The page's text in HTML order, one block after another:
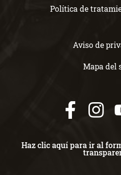
Política de
Aviso de
Mapa del
Haz clic aquí para ir al